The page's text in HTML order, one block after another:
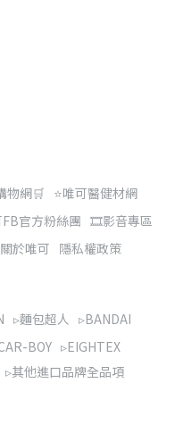
物網🛒 ⭐唯可醫健材網
FB官方粉絲團 🎞️影音專區
關於唯可 隱私權政策
▹麵包超人 ▹BANDAI
BOY ▹EIGHTEX
▹其他進口品牌全品項